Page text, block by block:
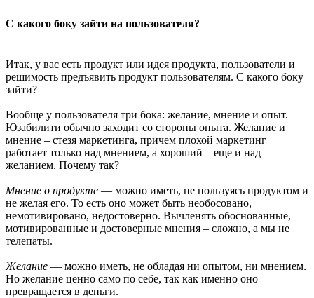
С какого боку зайти на пользователя?
Итак, у вас есть продукт или идея продукта, пользователи и
решимость предъявить продукт пользователям. С какого боку
зайти?
Вообще у пользователя три бока: желание, мнение и опыт.
Юзабилити обычно заходит со стороны опыта. Желание и
мнение – стезя маркетинга, причем плохой маркетинг
работает только над мнением, а хороший – еще и над
желанием. Почему так?
Мнение о продукте — можно иметь, не пользуясь продуктом и
не желая его. То есть оно может быть необосовано,
немотивировано, недостоверно. Вычленять обоснованные,
мотивированные и достоверные мнения – сложно, а мы не
телепаты.
Желание — можно иметь, не обладая ни опытом, ни мнением.
Но желание ценно само по себе, так как именно оно
превращается в деньги.